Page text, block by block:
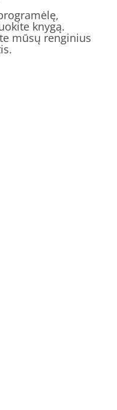
knygą.
mūsų renginius